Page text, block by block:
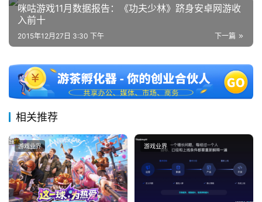
咪咕游戏11月数据报告：《功夫少林》跻身安卓网游收
入前十
下一篇
2015年12月27日 3:30 下午
相关推荐
游戏业界 游戏业界